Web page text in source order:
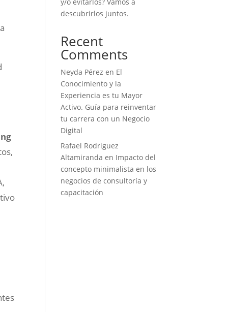
descubrirlos juntos.
Recent
Comments
Neyda Pérez en El
Conocimiento y la
Experiencia es tu Mayor
Activo. Guía para reinventar
tu carrera con un Negocio
Digital
Rafael Rodriguez
Altamiranda en Impacto del
concepto minimalista en los
negocios de consultoría y
capacitación